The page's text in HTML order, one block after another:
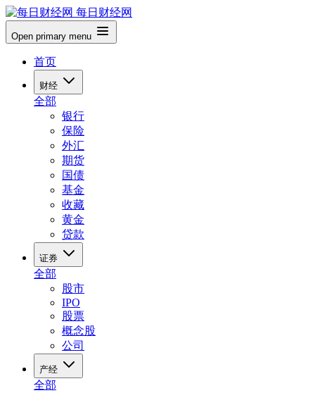
每日财经网
Open primary menu
首页
财经
全部
银行
保险
外汇
期货
国债
基金
收藏
黄金
贷款
证券
全部
股市
IPO
股票
概念股
公司
产经
全部